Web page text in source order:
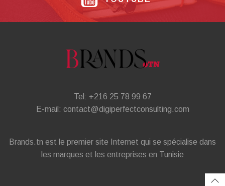
Tel: +216 25 78 99 67
E-mail: contact@digiperfectconsulting.com
Brands.tn est le premier site Internet qui se spécialise dans
les marques et les entreprises en Tunisie